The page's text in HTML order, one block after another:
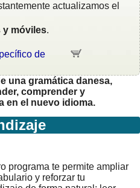
actualizamos el
y móviles.
de
una gramática danesa,
comprender y
en el nuevo idioma.
programa te permite ampliar
y reforzar tu